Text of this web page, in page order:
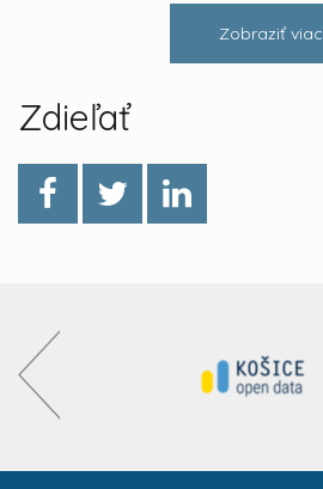
Zobraziť viac
Zdieľať